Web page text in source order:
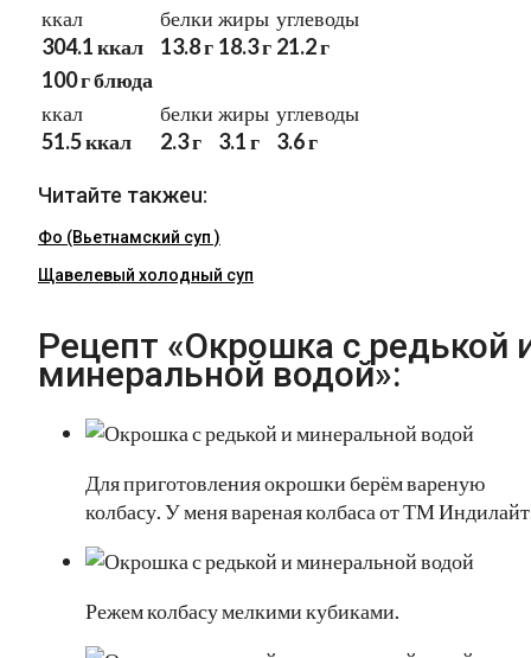
ккал
304.1 ккал
белки
13.8 г
жиры
18.3 г
углеводы
21.2 г
100 г блюда
ккал
51.5 ккал
белки
2.3 г
жиры
3.1 г
углеводы
3.6 г
Читайте такжеu:
Фо (Вьетнамский суп )
Щавелевый холодный суп
Рецепт «Окрошка с редькой
минеральной водой»:
Для приготовления окрошки берём вареную
колбасу. У меня вареная колбаса от ТМ
Режем колбасу мелкими кубиками.